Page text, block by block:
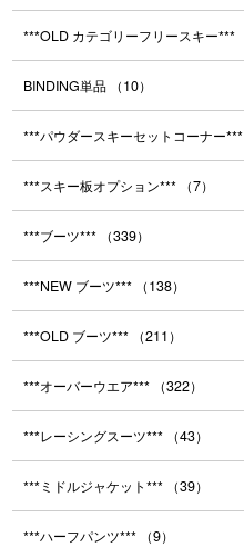
***OLD カテゴリーフリースキー***
BINDING単品 （10）
***パウダースキーセットコーナー***
***スキー板オプション*** （7）
***ブーツ*** （339）
***NEW ブーツ*** （138）
***OLD ブーツ*** （211）
***オーバーウエア*** （322）
***レーシングスーツ*** （43）
***ミドルジャケット*** （39）
***ハーフパンツ*** （9）